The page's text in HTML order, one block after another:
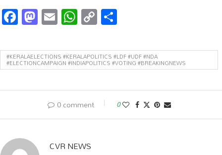
Facebook
Mastodon
EmailWhatsApp
Copy
Link
#KERALAELECTIONS #KERALAPOLITICS #LDF #UDF #NDA
#ELECTIONCAMPAIGN #INDIAPOLITICS #VOTING #BREAKINGNEWS
0 comment 0
CVR NEWS